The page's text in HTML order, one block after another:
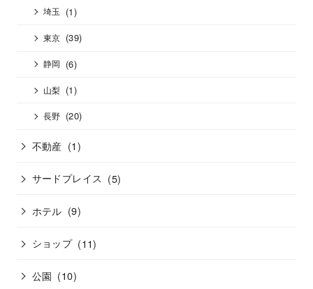
埼玉 (1)
東京 (39)
静岡 (6)
山梨 (1)
長野 (20)
不動産 (1)
サードプレイス (5)
ホテル (9)
ショップ (11)
公園 (10)